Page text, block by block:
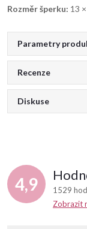
Rozměr šperku: 13
Parametry
Recenze
Diskuse
4,9
1529
Zobrazit